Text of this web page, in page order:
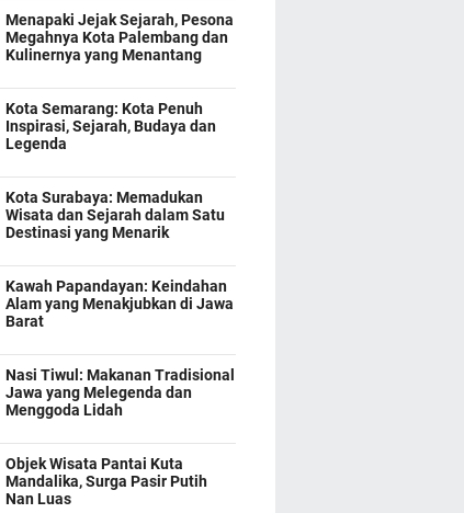
Menapaki Jejak Sejarah, Pesona
Megahnya Kota Palembang dan
Kulinernya yang Menantang
Kota Semarang: Kota Penuh
Inspirasi, Sejarah, Budaya dan
Legenda
Kota Surabaya: Memadukan
Wisata dan Sejarah dalam Satu
Destinasi yang Menarik
Kawah Papandayan: Keindahan
Alam yang Menakjubkan di Jawa
Barat
Nasi Tiwul: Makanan Tradisional
Jawa yang Melegenda dan
Menggoda Lidah
Objek Wisata Pantai Kuta
Mandalika, Surga Pasir Putih
Nan Luas